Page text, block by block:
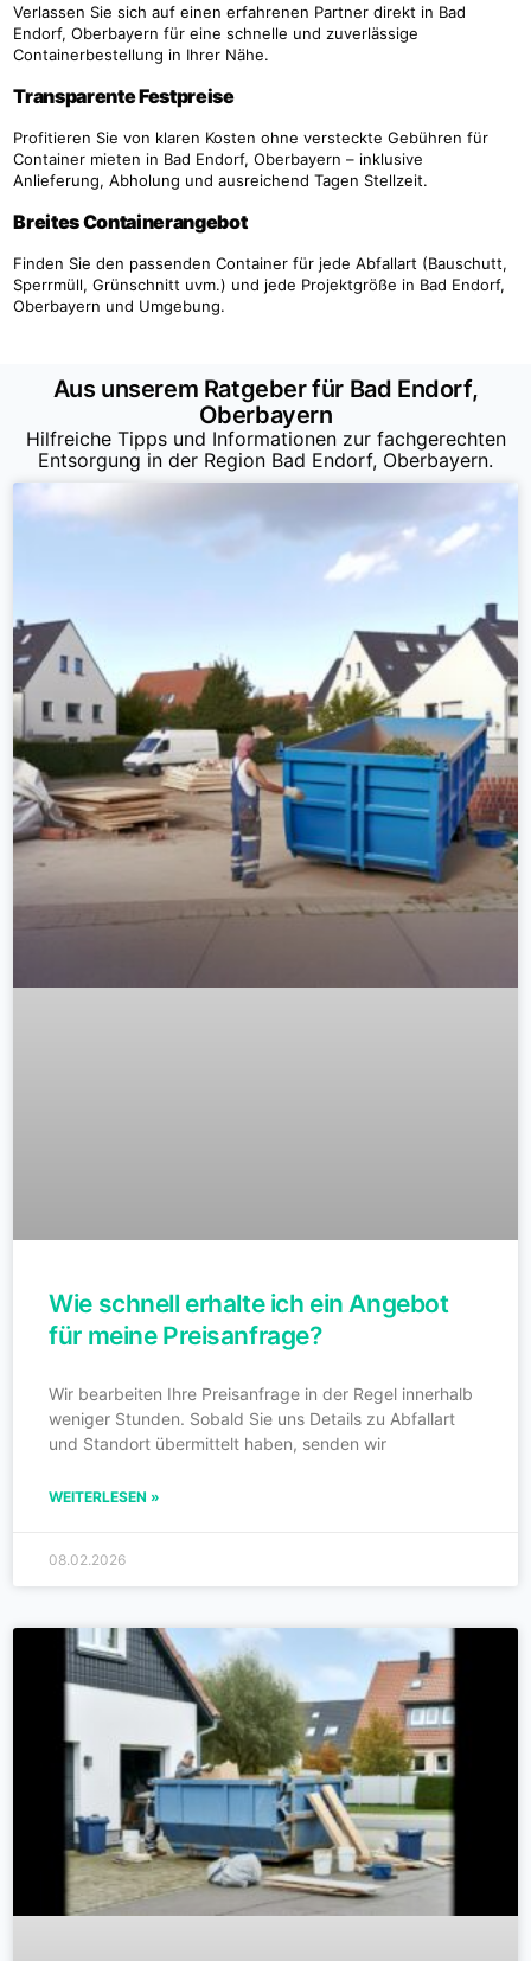
Verlassen Sie sich auf einen erfahrenen Partner direkt in Bad
Endorf, Oberbayern für eine schnelle und zuverlässige
Containerbestellung in Ihrer Nähe.
Transparente Festpreise
Profitieren Sie von klaren Kosten ohne versteckte Gebühren für
Container mieten in Bad Endorf, Oberbayern – inklusive
Anlieferung, Abholung und ausreichend Tagen Stellzeit.
Breites Containerangebot
Finden Sie den passenden Container für jede Abfallart (Bauschutt,
Sperrmüll, Grünschnitt uvm.) und jede Projektgröße in Bad Endorf,
Oberbayern und Umgebung.
Aus unserem Ratgeber für Bad Endorf,
Oberbayern
Hilfreiche Tipps und Informationen zur fachgerechten
Entsorgung in der Region Bad Endorf, Oberbayern.
Wie schnell erhalte ich ein Angebot
für meine Preisanfrage?
Wir bearbeiten Ihre Preisanfrage in der Regel innerhalb
weniger Stunden. Sobald Sie uns Details zu Abfallart
und Standort übermittelt haben, senden wir
WEITERLESEN »
08.02.2026